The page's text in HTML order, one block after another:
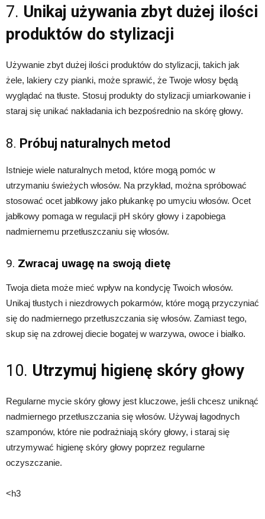
7. Unikaj używania zbyt dużej ilości
produktów do stylizacji
Używanie zbyt dużej ilości produktów do stylizacji, takich jak
żele, lakiery czy pianki, może sprawić, że Twoje włosy będą
wyglądać na tłuste. Stosuj produkty do stylizacji umiarkowanie i
staraj się unikać nakładania ich bezpośrednio na skórę głowy.
8. Próbuj naturalnych metod
Istnieje wiele naturalnych metod, które mogą pomóc w
utrzymaniu świeżych włosów. Na przykład, można spróbować
stosować ocet jabłkowy jako płukankę po umyciu włosów. Ocet
jabłkowy pomaga w regulacji pH skóry głowy i zapobiega
nadmiernemu przetłuszczaniu się włosów.
9. Zwracaj uwagę na swoją dietę
Twoja dieta może mieć wpływ na kondycję Twoich włosów.
Unikaj tłustych i niezdrowych pokarmów, które mogą przyczyniać
się do nadmiernego przetłuszczania się włosów. Zamiast tego,
skup się na zdrowej diecie bogatej w warzywa, owoce i białko.
10. Utrzymuj higienę skóry głowy
Regularne mycie skóry głowy jest kluczowe, jeśli chcesz uniknąć
nadmiernego przetłuszczania się włosów. Używaj łagodnych
szamponów, które nie podrażniają skóry głowy, i staraj się
utrzymywać higienę skóry głowy poprzez regularne
oczyszczanie.
<h3